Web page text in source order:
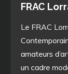
FRAC
Le FRAC
amateurs
un cadre